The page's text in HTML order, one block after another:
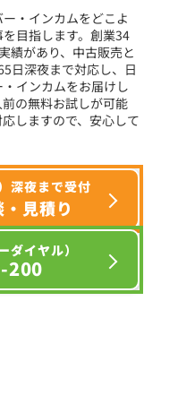
ット
・インカムをどこよ
目指します。創業34
績があり、中古販売と
日深夜まで対応し、日
インカムをお届けし
の無料お試しが可能
しますので、安心して
深夜まで受付
見積り
ダイヤル）
200